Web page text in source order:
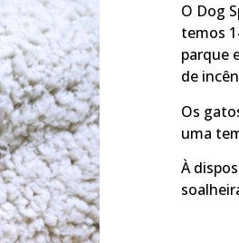
O Dog
temos
parque
de
Os
uma
À